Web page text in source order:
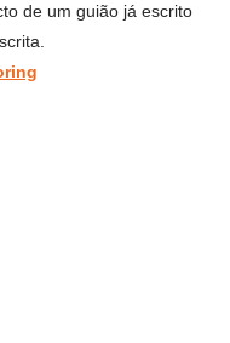
de um guião já escrito